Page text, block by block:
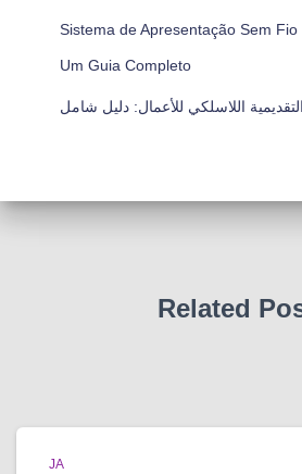
Sistema de Apresentação Sem
Um Guia Completo
اللاسلكي للأعمال: دليل شامل
Related
JA